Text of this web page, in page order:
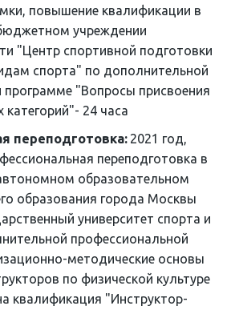
повышение квалификации в
учреждении
"Центр спортивной подготовки
спорта" по дополнительной
программе "Вопросы присвоения
24 часа
переподготовка: 2021 год,
переподготовка в
образовательном
образования города Москвы
университет спорта и
профессиональной
методические основы
по физической культуре
квалификация "Инструктор-